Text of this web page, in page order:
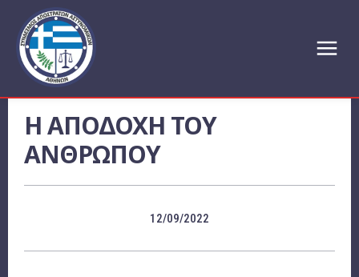
Η ΑΠΟΔΟΧΗ ΤΟΥ
ΑΝΘΡΩΠΟΥ
12/09/2022